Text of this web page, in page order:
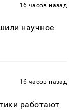
16 часов назад
научное
16 часов назад
работают